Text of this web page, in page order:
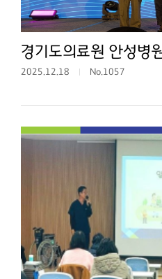
2025.12.18 No.1057